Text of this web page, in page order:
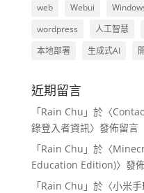
web
Webui
wordpress
人工智慧
本地部署
生成式AI
近期留言
「Rain Chu 」於〈
錄登入者資訊〉發佈留言
「Rain Chu 」於〈
Education Edition)〉發
「Rain Chu 」於〈小米